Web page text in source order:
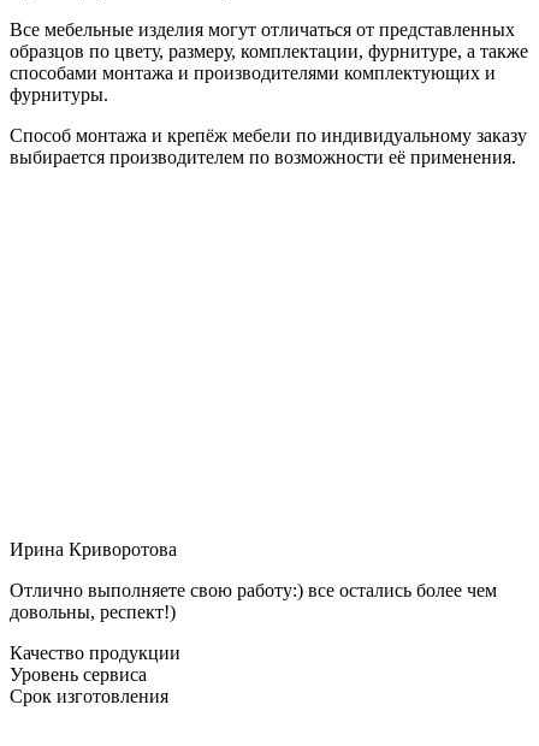
Все мебельные изделия могут отличаться от представленных
образцов по цвету, размеру, комплектации, фурнитуре, а также
способами монтажа и производителями комплектующих и
фурнитуры.
Способ монтажа и крепёж мебели по индивидуальному заказу
выбирается производителем по возможности её применения.
Ирина Криворотова
Отлично выполняете свою работу:) все остались более чем
довольны, респект!)
Качество продукции
Уровень сервиса
Срок изготовления